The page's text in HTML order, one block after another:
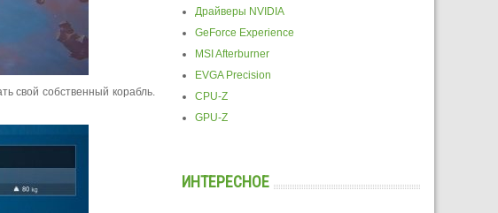
свой собственный корабль.
Драйверы NVIDIA
GeForce Experience
MSI Afterburner
EVGA Precision
CPU-Z
GPU-Z
ИНТЕРЕСНОЕ